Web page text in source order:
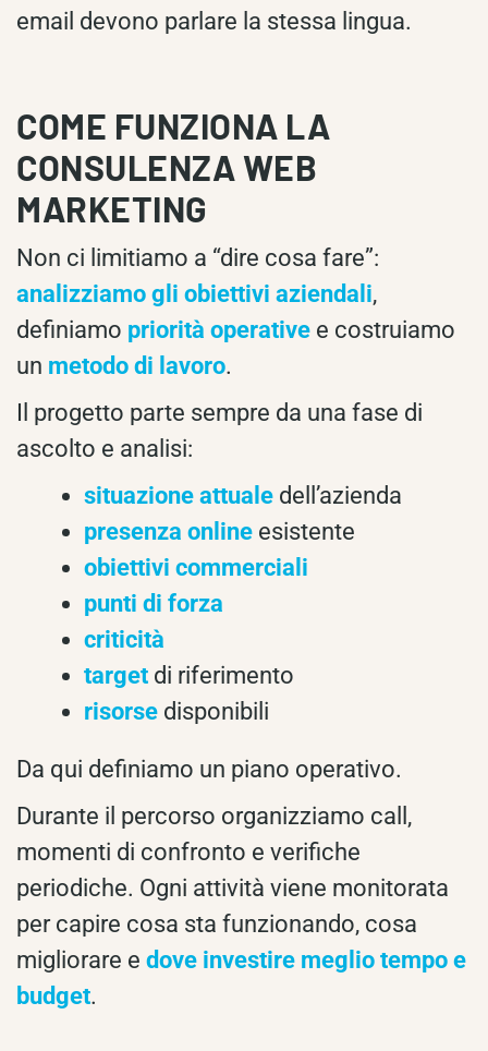
email devono parlare la stessa lingua.
COME FUNZIONA LA
CONSULENZA WEB
MARKETING
Non ci limitiamo a “dire cosa fare”:
analizziamo gli obiettivi aziendali,
definiamo priorità operative e costruiamo
un metodo di lavoro.
Il progetto parte sempre da una fase di
ascolto e analisi:
situazione attuale dell’azienda
presenza online esistente
obiettivi commerciali
punti di forza
criticità
target di riferimento
risorse disponibili
Da qui definiamo un piano operativo.
Durante il percorso organizziamo call,
momenti di confronto e verifiche
periodiche. Ogni attività viene monitorata
per capire cosa sta funzionando, cosa
migliorare e dove investire meglio tempo e
budget.